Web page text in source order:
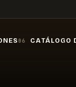
06 CATÁLOGO